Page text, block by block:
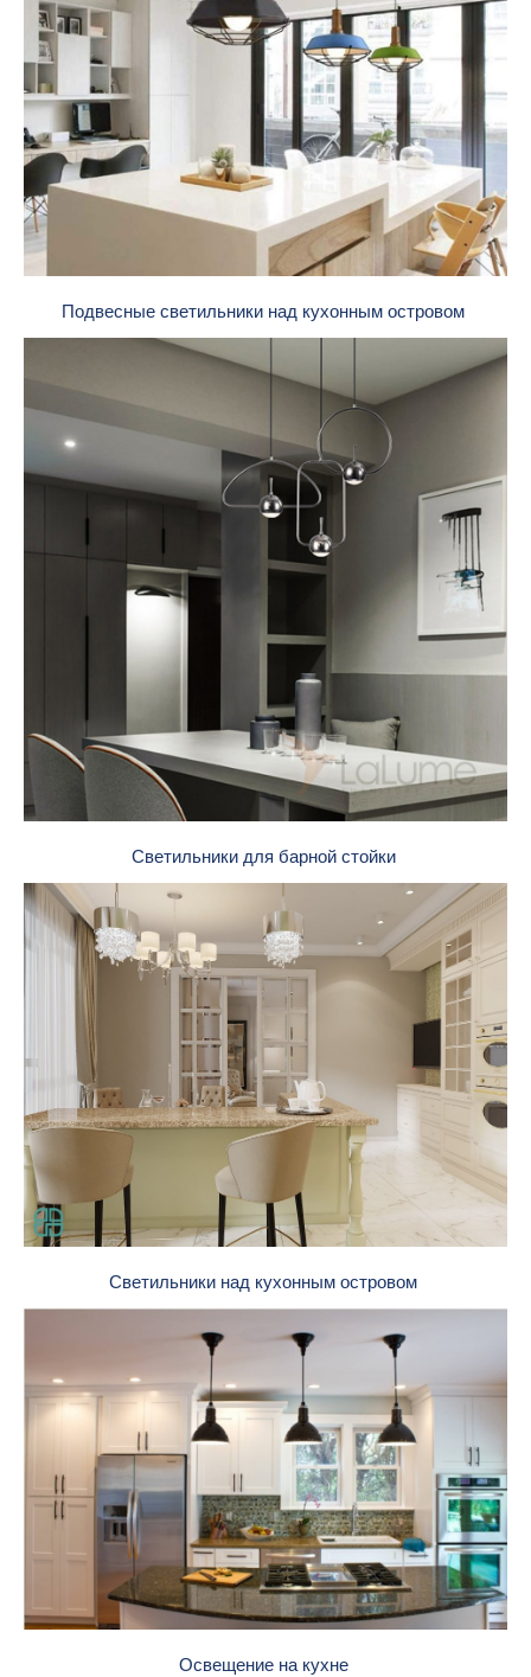
Подвесные светильники над кухонным островом
Светильники для барной стойки
Светильники над кухонным островом
Освещение на кухне